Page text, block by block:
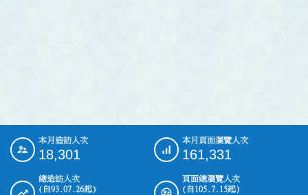
::: 本月造訪人次
18,301
本月頁面瀏覽人次
161,331
總造訪人次
(自93.07.26起)
頁面總瀏覽人次
(自105.7.15起)